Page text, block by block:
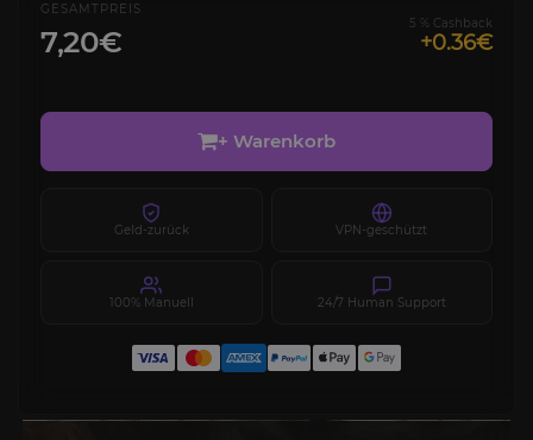
GESAMTPREIS
7,20€
5 % Cashback
+0.36€
+ Warenkorb
Geld-zurück VPN-geschützt
100% Manuell 24/7 Human Support